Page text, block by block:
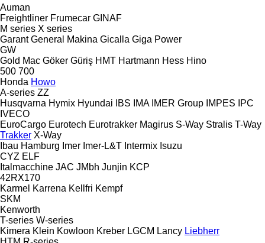
Auman
Freightliner Frumecar GINAF
M series X series
Garant General Makina Gicalla Giga Power
GW
Gold Mac Göker Güriş HMT Hartmann Hess Hino
500 700
Honda Howo
A-series ZZ
Husqvarna Hymix Hyundai IBS IMA IMER Group IMPES
IPC
IVECO
EuroCargo Eurotech Eurotrakker Magirus S-Way Stralis T-Way
Trakker X-Way
Ibau Hamburg Imer Imer-L&T Intermix Isuzu
CYZ ELF
Italmacchine JAC JMbh Junjin KCP
42RX170
Karmel Karrena Kellfri Kempf
SKM
Kenworth
T-series W-series
Kimera Klein Kowloon Kreber LGCM Lancy Liebherr